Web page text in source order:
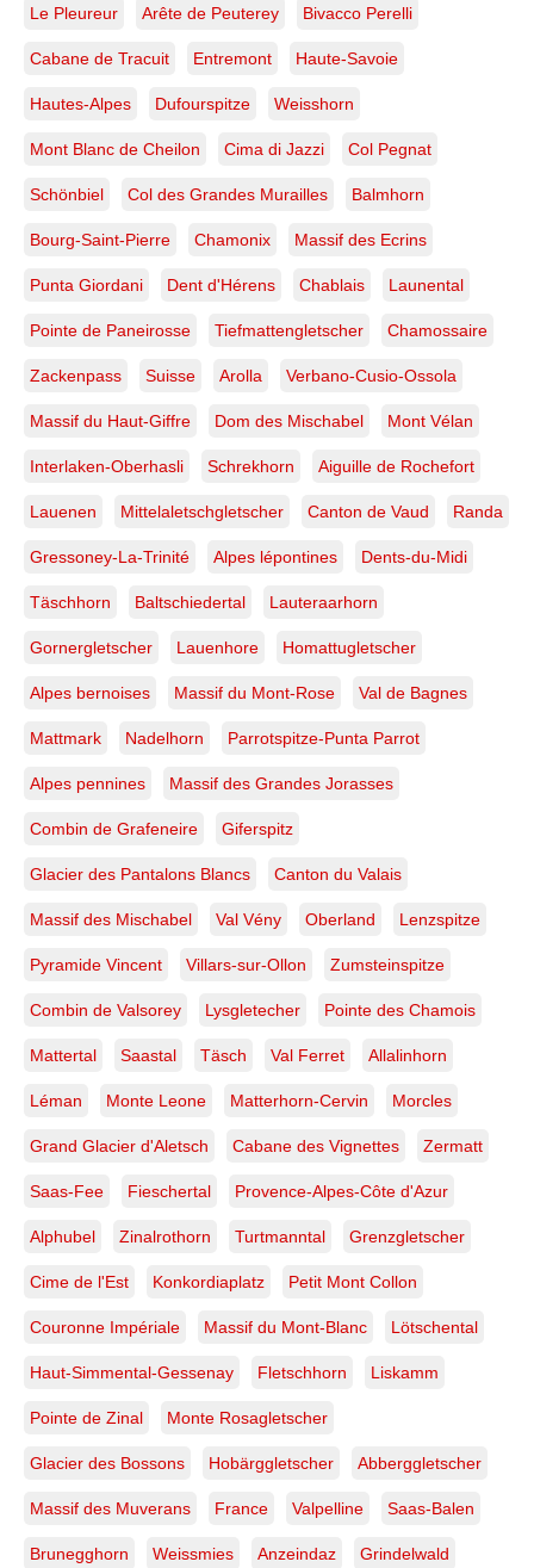
Le Pleureur Arête de Peuterey Bivacco Perelli
Cabane de Tracuit Entremont Haute-Savoie
Hautes-Alpes Dufourspitze Weisshorn
Mont Blanc de Cheilon Cima di Jazzi Col Pegnat
Schönbiel Col des Grandes Murailles Balmhorn
Bourg-Saint-Pierre Chamonix Massif des Ecrins
Punta Giordani Dent d'Hérens Chablais Launental
Pointe de Paneirosse Tiefmattengletscher Chamossaire
Zackenpass Suisse Arolla Verbano-Cusio-Ossola
Massif du Haut-Giffre Dom des Mischabel Mont Vélan
Interlaken-Oberhasli Schrekhorn Aiguille de Rochefort
Lauenen Mittelaletschgletscher Canton de Vaud Randa
Gressoney-La-Trinité Alpes lépontines Dents-du-Midi
Täschhorn Baltschiedertal Lauteraarhorn
Gornergletscher Lauenhore Homattugletscher
Alpes bernoises Massif du Mont-Rose Val de Bagnes
Mattmark Nadelhorn Parrotspitze-Punta Parrot
Alpes pennines Massif des Grandes Jorasses
Combin de Grafeneire Giferspitz
Glacier des Pantalons Blancs Canton du Valais
Massif des Mischabel Val Vény Oberland Lenzspitze
Pyramide Vincent Villars-sur-Ollon Zumsteinspitze
Combin de Valsorey Lysgletecher Pointe des Chamois
Mattertal Saastal Täsch Val Ferret Allalinhorn
Léman Monte Leone Matterhorn-Cervin Morcles
Grand Glacier d'Aletsch Cabane des Vignettes Zermatt
Saas-Fee Fieschertal Provence-Alpes-Côte d'Azur
Alphubel Zinalrothorn Turtmanntal Grenzgletscher
Cime de l'Est Konkordiaplatz Petit Mont Collon
Couronne Impériale Massif du Mont-Blanc Lötschental
Haut-Simmental-Gessenay Fletschhorn Liskamm
Pointe de Zinal Monte Rosagletscher
Glacier des Bossons Hobärggletscher Abberggletscher
Massif des Muverans France Valpelline Saas-Balen
Brunegghorn Weissmies Anzeindaz Grindelwald